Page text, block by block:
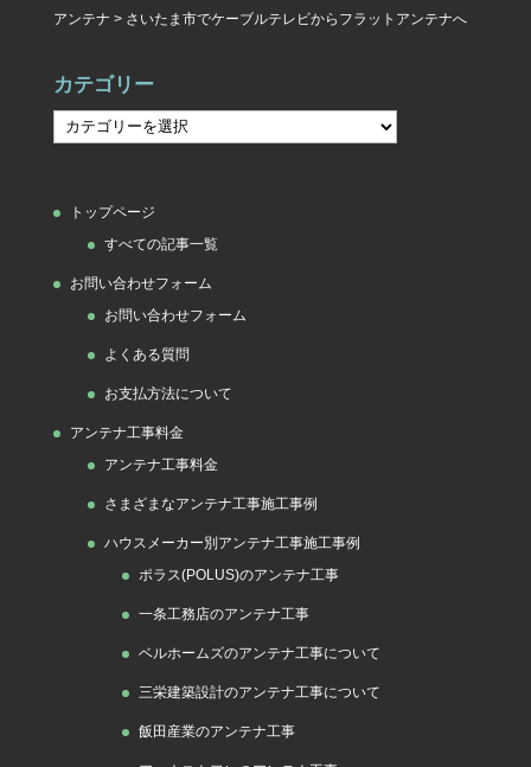
アンテナ > さいたま市でケーブルテレビからフラットアンテナへ
カテゴリー
リ
トップページ
すべての記事一覧
お問い合わせフォーム
お問い合わせフォーム
よくある質問
お支払方法について
アンテナ工事料金
アンテナ工事料金
さまざまなアンテナ工事施工事例
ハウスメーカー別アンテナ工事施工事例
ポラス(POLUS)のアンテナ工事
一条工務店のアンテナ工事
ベルホームズのアンテナ工事について
三栄建築設計のアンテナ工事について
飯田産業のアンテナ工事